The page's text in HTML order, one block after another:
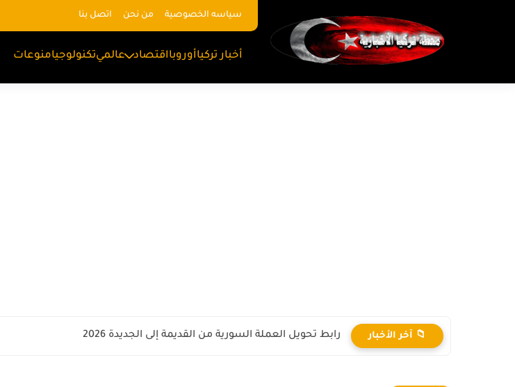
سياسه الخصوصية من نحن اتصل بنا
أخبار تركياأوروبااقتصاد عالميتكنولوجيامنوعات
📁 آخر الأخبار رابط تحويل العملة السورية من القديمة إلى الجديدة 2026